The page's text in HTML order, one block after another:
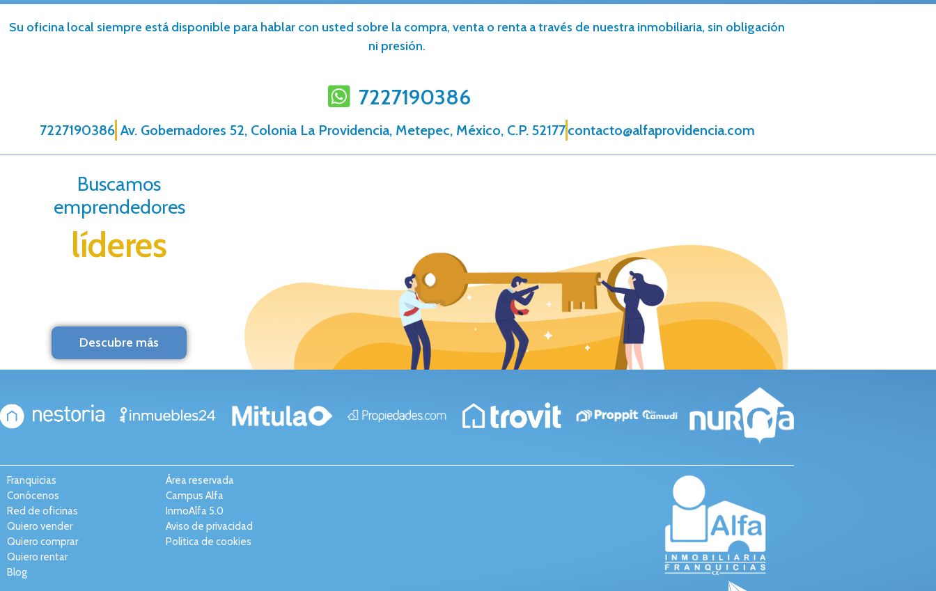
Su oficina local siempre está disponible para hablar con usted sobre la compra, venta o renta a través de nuestra inmobiliaria, sin obligación
ni presión.
7227190386
7227190386 Av. Gobernadores 52, Colonia La Providencia, Metepec, México, C.P. 52177contacto@alfaprovidencia.com
Buscamos
emprendedores
líderes
Descubre más
Franquicias
Conócenos
Red de oficinas
Quiero vender
Quiero comprar
Quiero rentar
Blog
Área reservada
Campus Alfa
InmoAlfa 5.0
Aviso de privacidad
Política de cookies